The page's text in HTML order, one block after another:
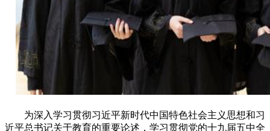
为深入学习贯彻习近平新时代中国特色社会主义思想和习
近平总书记关于教育的重要论述，学习贯彻党的十九届五中全